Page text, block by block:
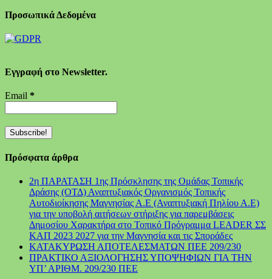
Προσωπικά Δεδομένα
Εγγραφή στο Newsletter.
Email *
Πρόσφατα άρθρα
2η ΠΑΡΑΤΑΣΗ 1ης Πρόσκλησης της Ομάδας Τοπικής
Δράσης (ΟΤΔ) Αναπτυξιακός Οργανισμός Τοπικής
Αυτοδιοίκησης Μαγνησίας Α.Ε (Αναπτυξιακή Πηλίου Α.Ε)
για την υποβολή αιτήσεων στήριξης για παρεμβάσεις
Δημοσίου Χαρακτήρα στο Τοπικό Πρόγραμμα LEADER ΣΣ
ΚΑΠ 2023 2027 για την Μαγνησία και τις Σποράδες
ΚΑΤΑΚΥΡΩΣΗ ΑΠΟΤΕΛΕΣΜΑΤΩΝ ΠΕΕ 209/230
ΠΡΑΚΤΙΚΟ ΑΞΙΟΛΟΓΗΣΗΣ ΥΠΟΨΗΦΙΩΝ ΓΙΑ ΤΗΝ
ΥΠ’ ΑΡΙΘΜ. 209/230 ΠΕΕ